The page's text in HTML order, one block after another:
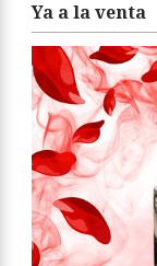
Ya a la venta